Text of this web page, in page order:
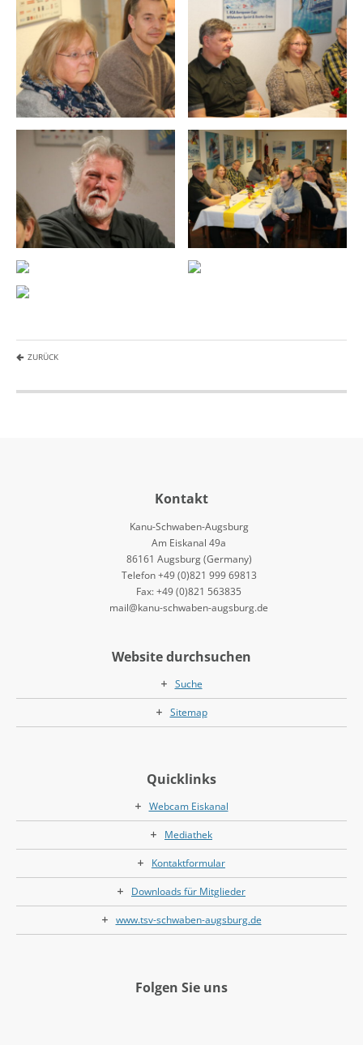
ZURÜCK
Kontakt
Kanu-Schwaben-Augsburg
Am Eiskanal 49a
86161 Augsburg (Germany)
Telefon +49 (0)821 999 69813
Fax: +49 (0)821 563835
mail@kanu-schwaben-augsburg.de
Website durchsuchen
Suche
Sitemap
Quicklinks
Webcam Eiskanal
Mediathek
Kontaktformular
Downloads für Mitglieder
www.tsv-schwaben-augsburg.de
Folgen Sie uns